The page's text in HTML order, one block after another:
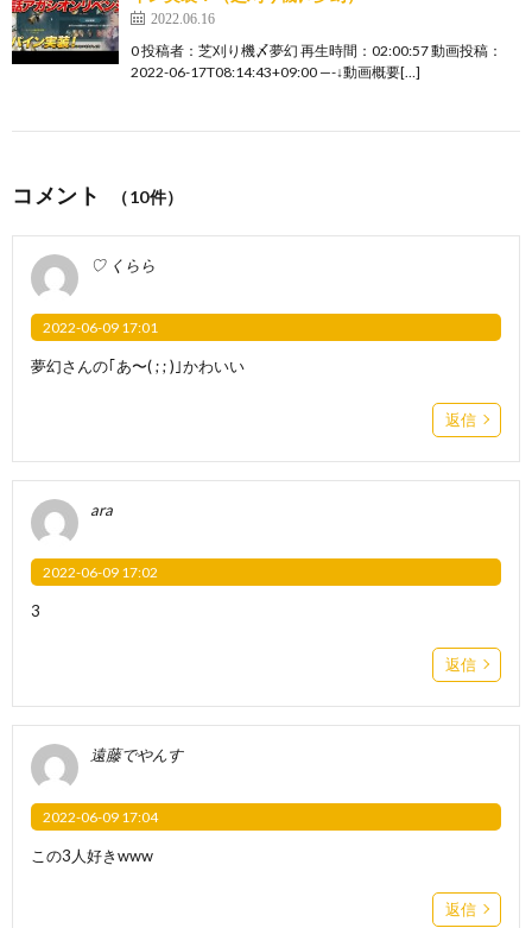
2022.06.16
0 投稿者：芝刈り機〆夢幻 再生時間：02:00:57 動画投稿：
2022-06-17T08:14:43+09:00 —-↓動画概要[…]
コメント （10件）
♡ くらら
2022-06-09 17:01
夢幻さんの｢あ〜‪( ; ; )‬｣かわいい
返信
ara
2022-06-09 17:02
3
返信
遠藤でやんす
2022-06-09 17:04
この3人好きwww
返信